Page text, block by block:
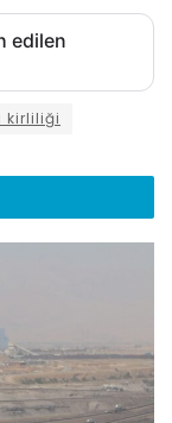
edilen
kirliliği